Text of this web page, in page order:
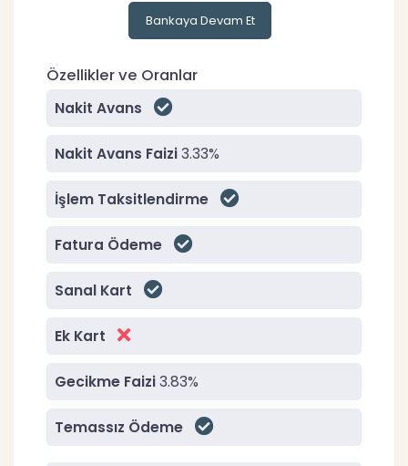
Bankaya Devam Et
Özellikler ve Oranlar
Nakit Avans
Nakit Avans Faizi3.33%
İşlem Taksitlendirme
Fatura Ödeme
Sanal Kart
Ek Kart
Gecikme Faizi3.83%
Temassız Ödeme